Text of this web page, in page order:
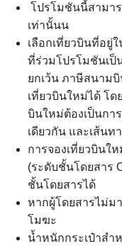
โปรโมชันนี้สามา
เท่านั้นน
เลือกเที่ยวบินที่อยู่
ที่ร่วมโปรโมชันเป็
ยกเว้น ภาษีสนาม
เที่ยวบินใหม่ได้ โด
บินใหม่ต้องเป็นกา
เดียวกัน และเส้น
การจองเที่ยวบินใ
(ระดับชั้นโดยสาร
ชั้นโดยสารได้
หากผู้โดยสารไม่ม
โมฆะ
น้ำหนักกระเป๋าสำ